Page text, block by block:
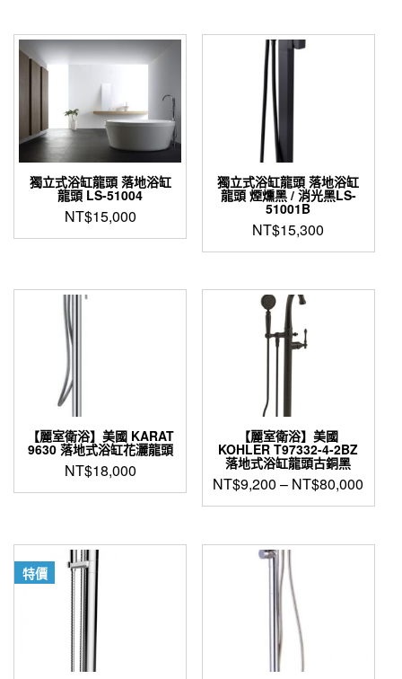
選
有
多
種
式。
可
在
產
品
面
選
獨立式浴缸龍頭 落地浴缸
龍頭 LS-51004
NT$15,000
獨立式浴缸龍頭 落地浴缸
龍頭 煙燻黑 / 消光黑LS-
51001B
NT$15,300
【麗室衛浴】美國 KARAT
9630 落地式浴缸花灑龍頭
NT$18,000
【麗室衛浴】美國
KOHLER T97332-4-2BZ
落地式浴缸龍頭古銅黑
NT$9,200 – NT$80,000
此
品
有
多
種
款
式。
特價